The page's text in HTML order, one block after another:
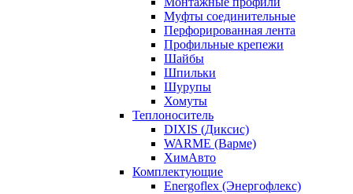
Муфты соединительные
Перфорированная лента
Профильные крепежи
Шайбы
Шпильки
Шурупы
Хомуты
Теплоноситель
DIXIS (Диксис)
WARME (Варме)
ХимАвто
Комплектующие
Energoflex (Энергофлекс)